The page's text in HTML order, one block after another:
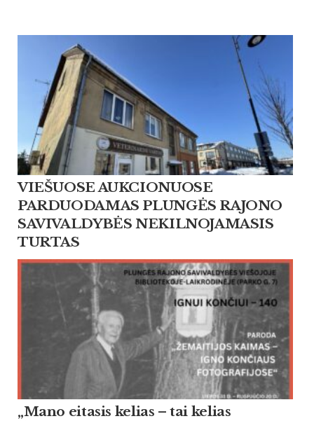
VIEŠUOSE AUKCIONUOSE
PARDUODAMAS PLUNGĖS RAJONO
SAVIVALDYBĖS NEKILNOJAMASIS
TURTAS
„Mano eitasis kelias – tai kelias